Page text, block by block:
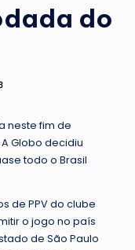
do
neste fim de
Globo decidiu
todo o Brasil
de PPV do clube
o jogo no país
de São Paulo